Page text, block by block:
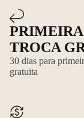
PRIMEIRA
TROCA
30 dias para
gratuita